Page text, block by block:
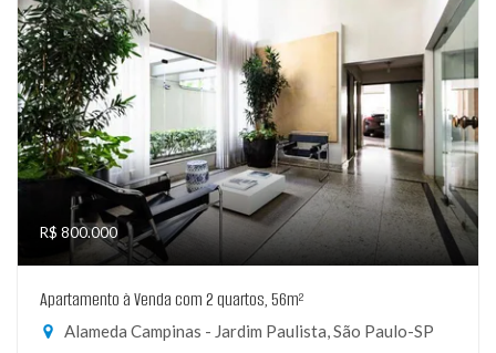
R$ 800.000
Apartamento à Venda com 2 quartos, 56m²
Alameda Campinas - Jardim Paulista, São Paulo-SP